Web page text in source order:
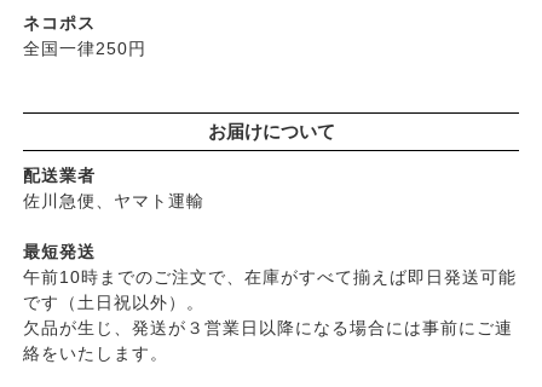
├界面活性剤不使用シャンプー
├メイク
├クレンジンク
├ファンデーション
├肌質・お悩み別スキンケア
├乾燥肌・敏感
├ オイリー肌
├
毛穴の黒ずみ・角質・開き
├ベビーマーク（シェルミラック）
├ロゴナ
├ビオカ
├マルカワ味噌
├ムソー
├渡部信一さんの無農薬豆
├がんこ本舗
├ナチュラムーン
ネコポス
全国一律250円
お届けについて
配送業者
佐川急便、ヤマト運輸
最短発送
午前10時までのご注文で、在庫がすべて揃えば即日発送可能
です（土日祝以外）。
欠品が生じ、発送が３営業日以降になる場合には事前にご連
絡をいたします。